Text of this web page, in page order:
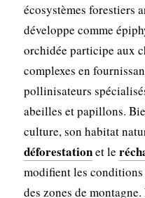
écosystèmes forestiers
développe comme
orchidée participe aux
complexes en
pollinisateurs
abeilles et papillons.
culture, son habitat
déforestationet le
modifient les
des zones de